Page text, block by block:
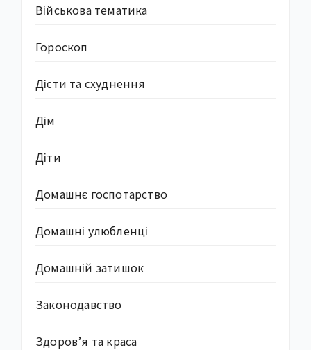
Військова тематика
Гороскоп
Дієти та схуднення
Дім
Діти
Домашнє госпотарство
Домашні улюбленці
Домашній затишок
Законодавство
Здоров’я та краса